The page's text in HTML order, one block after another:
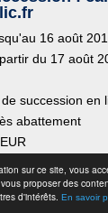
sur ce site, vous
proposer des
d'intérêts. En savoir
16 août
du 17 août
succession en
abattement
et 12 109 EUR